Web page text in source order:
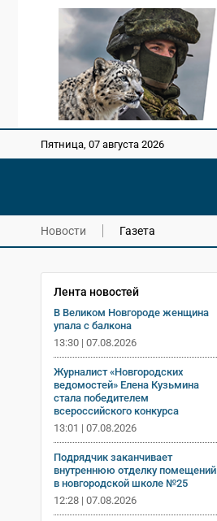
Пятница, 07 августа 2026
Новости Газета
Лента новостей
В Великом Новгороде женщина
упала с балкона
13:30 | 07.08.2026
Журналист «Новгородских
ведомостей» Елена Кузьмина
стала победителем
всероссийского конкурса
13:01 | 07.08.2026
Подрядчик заканчивает
внутреннюю отделку помещений
в новгородской школе №25
12:28 | 07.08.2026